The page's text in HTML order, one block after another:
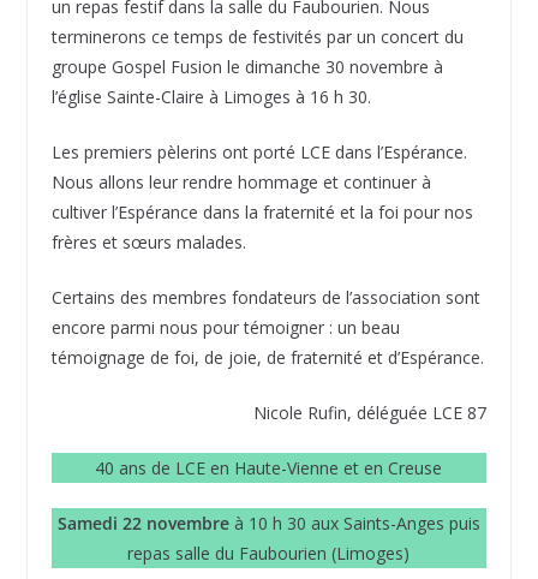
un repas festif dans la salle du Faubourien. Nous
terminerons ce temps de festivités par un concert du
groupe Gospel Fusion le dimanche 30 novembre à
l’église Sainte-Claire à Limoges à 16 h 30.
Les premiers pèlerins ont porté LCE dans l’Espérance.
Nous allons leur rendre hommage et continuer à
cultiver l’Espérance dans la fraternité et la foi pour nos
frères et sœurs malades.
Certains des membres fondateurs de l’association sont
encore parmi nous pour témoigner : un beau
témoignage de foi, de joie, de fraternité et d’Espérance.
Nicole Rufin, déléguée LCE 87
40 ans de LCE en Haute-Vienne et en Creuse
Samedi 22 novembre à 10 h 30 aux Saints-Anges puis
repas salle du Faubourien (Limoges)